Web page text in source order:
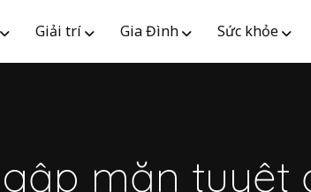
Giải trí Gia Đình Sức khỏe
mặn tuyệt